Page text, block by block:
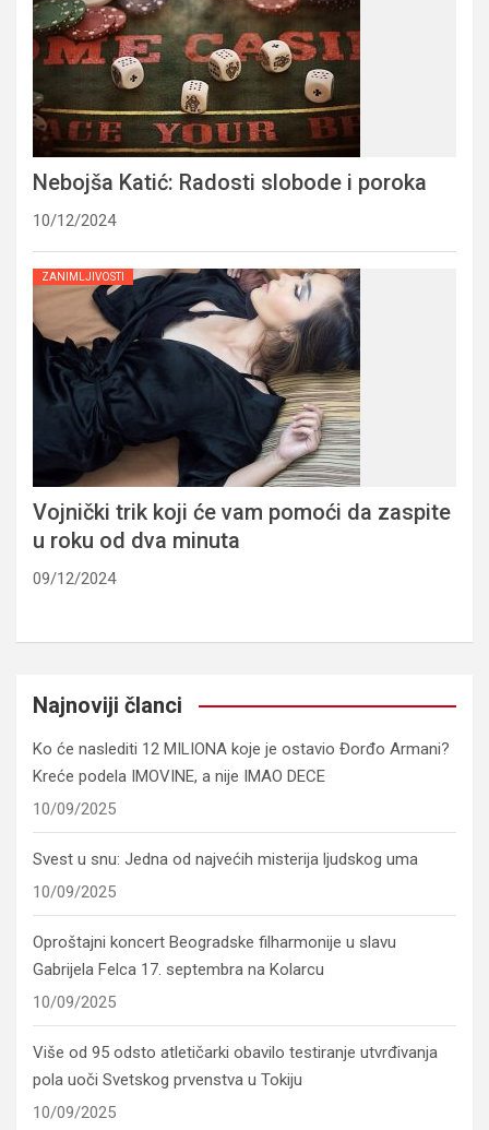
Nebojša Katić: Radosti slobode i poroka
10/12/2024
ZANIMLJIVOSTI
Vojnički trik koji će vam pomoći da zaspite
u roku od dva minuta
09/12/2024
Najnoviji članci
Ko će naslediti 12 MILIONA koje je ostavio Đorđo Armani?
Kreće podela IMOVINE, a nije IMAO DECE
10/09/2025
Svest u snu: Jedna od najvećih misterija ljudskog uma
10/09/2025
Oproštajni koncert Beogradske filharmonije u slavu
Gabrijela Felca 17. septembra na Kolarcu
10/09/2025
Više od 95 odsto atletičarki obavilo testiranje utvrđivanja
pola uoči Svetskog prvenstva u Tokiju
10/09/2025